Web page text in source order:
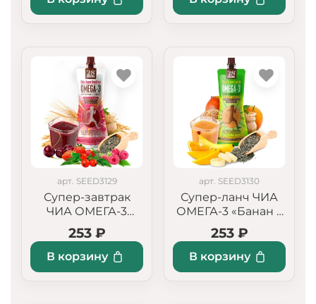
арт. SEED3129
Супер-завтрак
ЧИА ОМЕГА-3
«Лесные ягоды»
253 ₽
В корзину
арт. SEED3130
Супер-ланч ЧИА
ОМЕГА-3 «Банан +
Манго»
253 ₽
В корзину